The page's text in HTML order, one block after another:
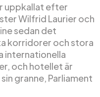
uppkallat efter
Wilfrid Laurier och
sedan det
korridorer och stora
internationella
och hotellet är
granne, Parliament